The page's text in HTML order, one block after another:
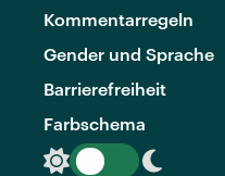
Kommentarregeln
Gender und Sprache
Barrierefreiheit
Farbschema